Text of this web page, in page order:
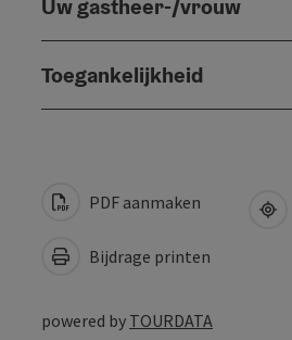
Uw gastheer-/vrouw
Toegankelijkheid
PDF aanmaken
Bijdrage printen
powered by TOURDATA